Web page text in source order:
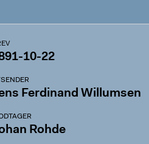
10-22
Ferdinand Willumsen
Rohde